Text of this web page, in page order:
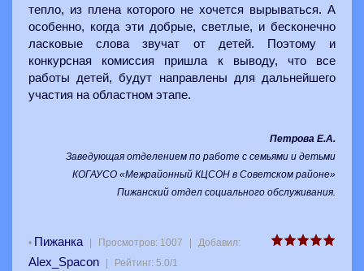
тепло, из плена которого не хочется вырываться. А
особенно, когда эти добрые, светлые, и бесконечно
ласковые слова звучат от детей. Поэтому и
конкурсная комиссия пришла к выводу, что все
работы детей, будут направлены для дальнейшего
участия на областном этапе.
Петрова Е.А.
Заведующая отделением по работе с семьями и детьми
КОГАУСО «Межрайонный КЦСОН в Советском районе»
Пижанский отдел социального обслуживания.
• Пижанка Просмотров: 1007 Добавил:
Alex_Spacon Рейтинг: 5.0/1